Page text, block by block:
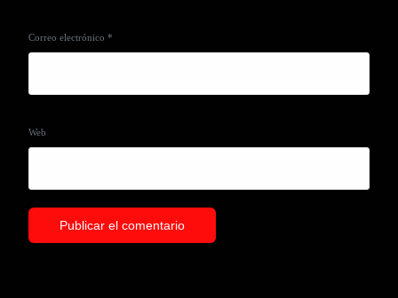
Correo electrónico*
Web